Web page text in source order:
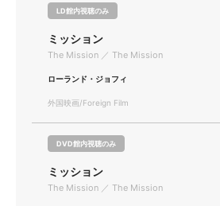
LD館内視聴のみ
ミッション
The Mission ／ The Mission
ローランド・ジョフィ
外国映画/Foreign Film
DVD館内視聴のみ
ミッション
The Mission ／ The Mission